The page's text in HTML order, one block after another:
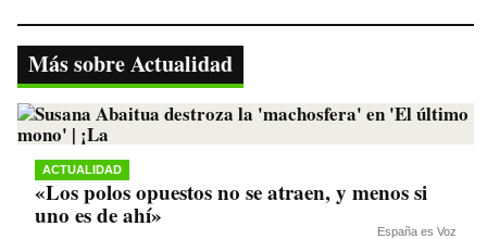
bo
ok
tte
r
ts
A
pp
gr
a
m
y
Li
nk
Más sobre Actualidad
ACTUALIDAD
«Los polos opuestos no se atraen, y menos si
uno es de ahí»
España es Voz